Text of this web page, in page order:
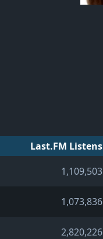
Last.FM Listens
1,109,503
1,073,836
2,820,226